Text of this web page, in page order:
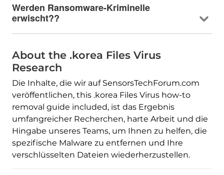
Werden Ransomware-Kriminelle
erwischt??
About the .korea Files Virus
Research
Die Inhalte, die wir auf SensorsTechForum.com
veröffentlichen, this .korea Files Virus how-to
removal guide included, ist das Ergebnis
umfangreicher Recherchen, harte Arbeit und die
Hingabe unseres Teams, um Ihnen zu helfen, die
spezifische Malware zu entfernen und Ihre
verschlüsselten Dateien wiederherzustellen.